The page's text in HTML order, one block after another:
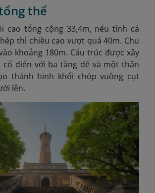
thể
cao tổng cộng 33,4m, nếu tính cả
thì chiều cao vượt quá 40m. Chu
khoảng 180m. Cấu trúc được xây
điển với ba tầng đế và một thân
thành hình khối chóp vuông cụt
lên.